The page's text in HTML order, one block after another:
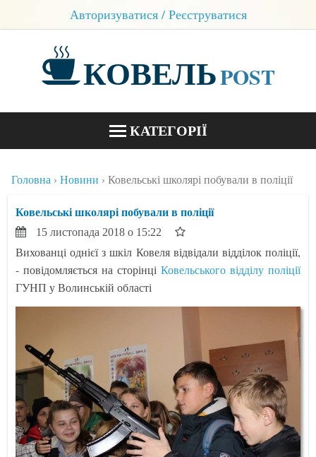
Авторизуватися / Реєструватися
КОВЕЛЬPOST
КАТЕГОРІЇ
КОНТАКТИ
Головна Новини Ковельські школярі побували в поліції
Ковельські школярі побували в поліції
15 листопада 2018 о 15:22
Вихованці однієї з шкіл Ковеля відвідали відділок поліції,
- повідомляється на сторінці Ковельського відділу поліції
ГУНП у Волинській області